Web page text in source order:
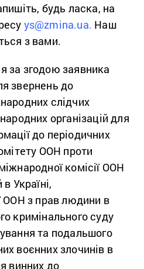
будь ласка, на
ys@zmina.ua. Наш
з вами.
за згодою заявника
звернень до
слідчих
організацій для
до періодичних
ООН проти
комісії ООН
Україні,
ООН з прав людини в
кримінального суду
та подальшого
воєнних злочинів в
винних до